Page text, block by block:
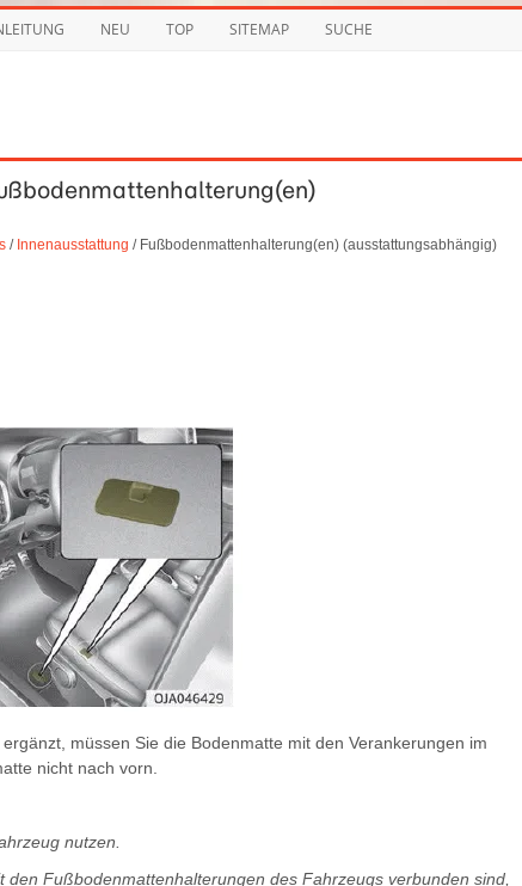
NEU TOP SITEMAP SUCHE
/ Innenausstattung / Fußbodenmattenhalterung(en) (ausstattungsabhängig)
müssen Sie die Bodenmatte mit den Verankerungen im
nicht nach vorn.
nutzen.
Fußbodenmattenhalterungen des Fahrzeugs verbunden sind,